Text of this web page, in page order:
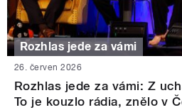
Rozhlas jede za vámi
26. červen 2026
Rozhlas jede za vámi: Z
To je kouzlo rádia, znělo v